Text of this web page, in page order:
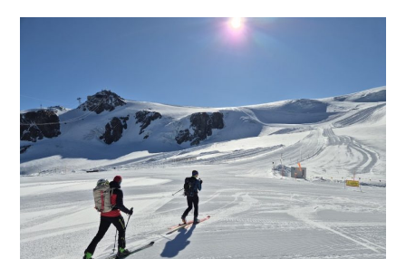
ALPINIZEM
PLEZALNI KROŽEK